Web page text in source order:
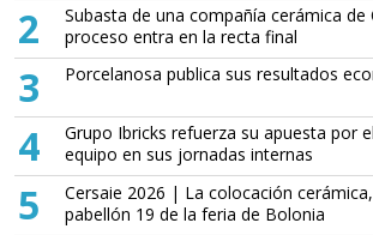
2
Subasta de una compañía cerámica de
proceso entra en la recta final
3 Porcelanosa publica sus resultados
4
Grupo Ibricks refuerza su apuesta por
equipo en sus jornadas internas
5
Cersaie 2026 | La colocación
pabellón 19 de la feria de Bolonia